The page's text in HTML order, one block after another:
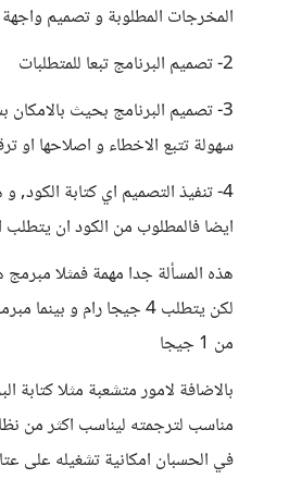
المخرجات المطلوبة و تصميم واجهة
2- تصميم البرنامج تبعا للمتطلبات
3- تصميم البرنامج بحيث بالامكان
سهولة تتبع الاخطاء و اصلاحها او
4- تنفيذ التصميم اي كتابة الكود,
ايضا فالمطلوب من الكود ان
هذه المسألة جدا مهمة فمثلا
لكن يتطلب 4 جيجا رام و
من 1 جيجا
بالاضافة لامور متشعبة مثلا
مناسب لترجمته ليناسب اكثر من
في الحسبان امكانية تشغيله على